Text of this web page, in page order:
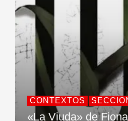
CONTEXTOS
«La Viuda» de